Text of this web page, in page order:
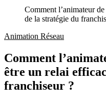
Comment l’animateur
de la stratégie du
Animation Réseau
Comment
être un relai
franchiseur ?